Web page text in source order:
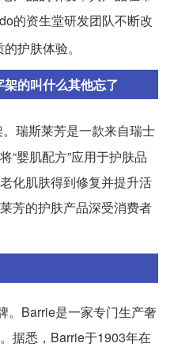
的资生堂研发团队不断改
护肤体验。
的叫什么其他忘了
瑞斯莱芳是一款来自瑞士
“婴肌配方”应用于护肤品
化肌肤得到修复并提升活
芳的护肤产品深受消费者
。Barrie是一家专门生产奢
据悉，Barrie于1903年在